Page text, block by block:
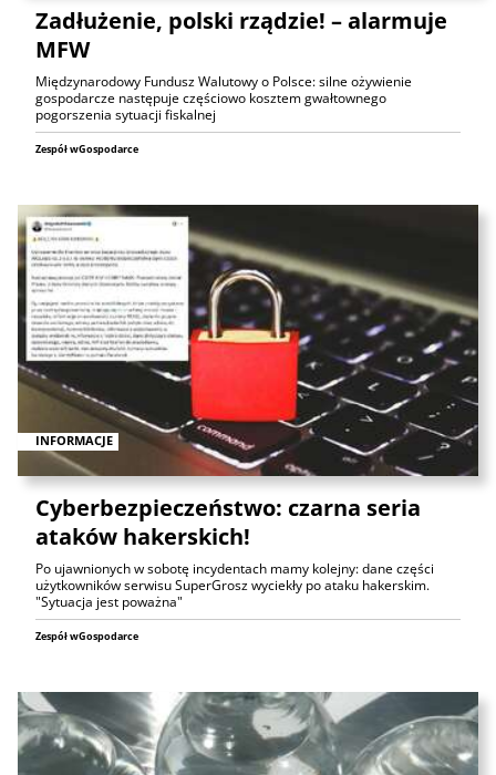
Zadłużenie, polski rządzie! – alarmuje
MFW
Międzynarodowy Fundusz Walutowy o Polsce: silne ożywienie
gospodarcze następuje częściowo kosztem gwałtownego
pogorszenia sytuacji fiskalnej
Zespół wGospodarce
INFORMACJE
Cyberbezpieczeństwo: czarna seria
ataków hakerskich!
Po ujawnionych w sobotę incydentach mamy kolejny: dane części
użytkowników serwisu SuperGrosz wyciekły po ataku hakerskim.
"Sytuacja jest poważna"
Zespół wGospodarce